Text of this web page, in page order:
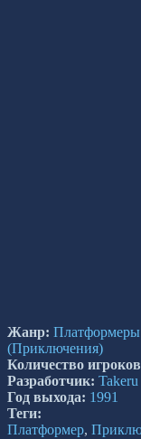
Жанр: Платформеры
(Приключения)
Количество
Разработчик: Takeru
Год выхода: 1991
Теги:
Платформер,